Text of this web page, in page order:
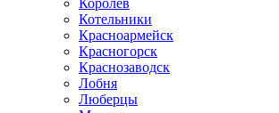
Королев
Котельники
Красноармейск
Красногорск
Краснозаводск
Лобня
Люберцы